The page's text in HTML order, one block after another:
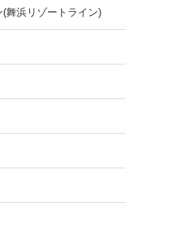
舞浜リゾートライン)